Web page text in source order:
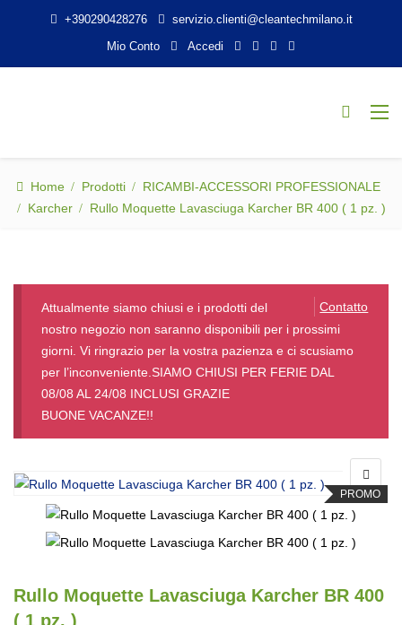
+390290428276
servizio.clienti@cleantechmilano.it
Mio Conto
Accedi
Home Prodotti
RICAMBI-ACCESSORI PROFESSIONALE
Karcher
Rullo Moquette Lavasciuga Karcher BR 400 ( 1 pz. )
Contatto
Attualmente siamo chiusi e i prodotti del
nostro negozio non saranno disponibili per i prossimi
giorni. Vi ringrazio per la vostra pazienza e ci scusiamo
per l’inconveniente.SIAMO CHIUSI PER FERIE DAL
08/08 AL 24/08 INCLUSI GRAZIE
BUONE VACANZE!!
PROMO
Rullo Moquette Lavasciuga Karcher BR 400
( 1 pz. )